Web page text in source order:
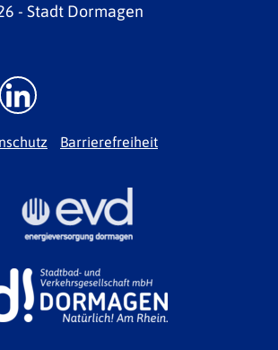
- Stadt Dormagen
Barrierefreiheit